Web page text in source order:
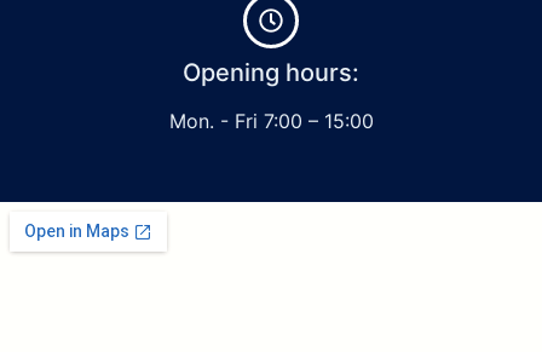
Opening hours:
Mon. - Fri 7:00 – 15:00